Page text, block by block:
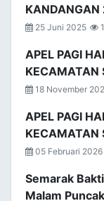
25 Juni 2025
APEL PAGI
KECAMATAN
18 November
APEL PAGI
KECAMATAN
05 Februari 2026
Semarak
Malam